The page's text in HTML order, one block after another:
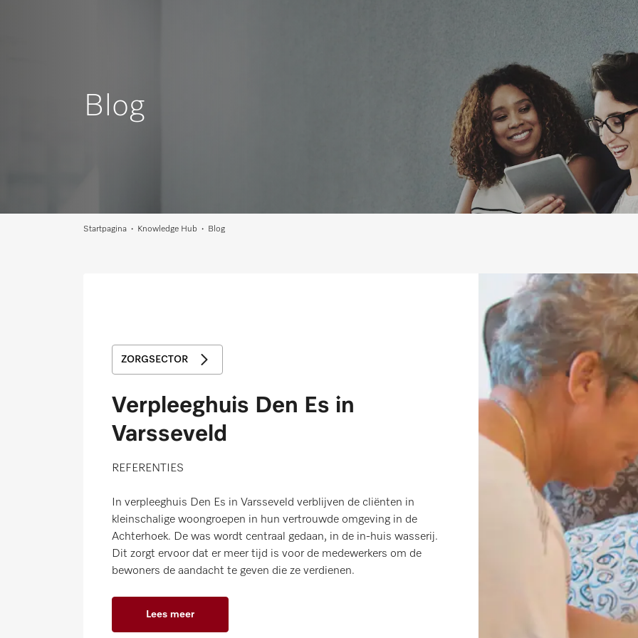
Blog
Startpagina Knowledge Hub Blog
ZORGSECTOR
Verpleeghuis Den Es in
Varsseveld
REFERENTIES
In verpleeghuis Den Es in Varsseveld verblijven de cliënten in
kleinschalige woongroepen in hun vertrouwde omgeving in de
Achterhoek. De was wordt centraal gedaan, in de in-huis wasserij.
Dit zorgt ervoor dat er meer tijd is voor de medewerkers om de
bewoners de aandacht te geven die ze verdienen.
Lees meer